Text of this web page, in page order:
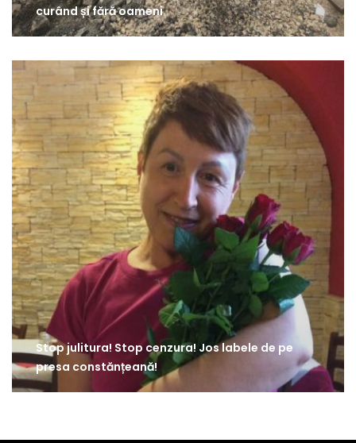
curând și fără oameni
Stop julitura! Stop cenzura! Jos labele de pe
presa constănțeană!